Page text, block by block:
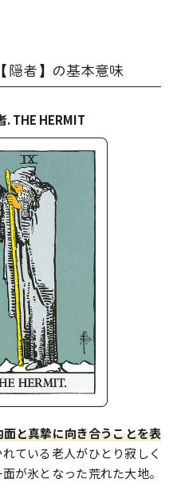
隠者】の基本意味
. THE HERMIT
と真摯に向き合うことを表
ている老人がひとり寂しく
が氷となった荒れた大地。